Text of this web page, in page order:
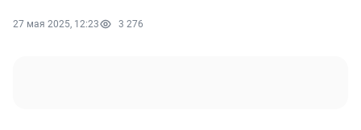
27 мая 2025, 12:23 3 276